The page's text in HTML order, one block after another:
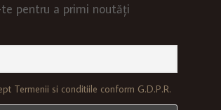
pentru a primi noutăți
Termenii si conditiile conform G.D.P.R.